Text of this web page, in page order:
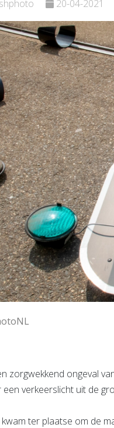
20-04-2021
zorgwekkend ongeval
verkeerslicht uit de
ter plaatse om de